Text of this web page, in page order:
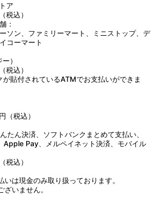
ア
税込）
：
ソン、ファミリーマート、ミニストップ、デ
コーマート
）
税込）
が貼付されているATMでお支払いができま
（税込）
たん決済、ソフトバンクまとめて支払い、
Apple Pay、メルペイネット決済、モバイル
税込）
は現金のみ取り扱っております。
いません。